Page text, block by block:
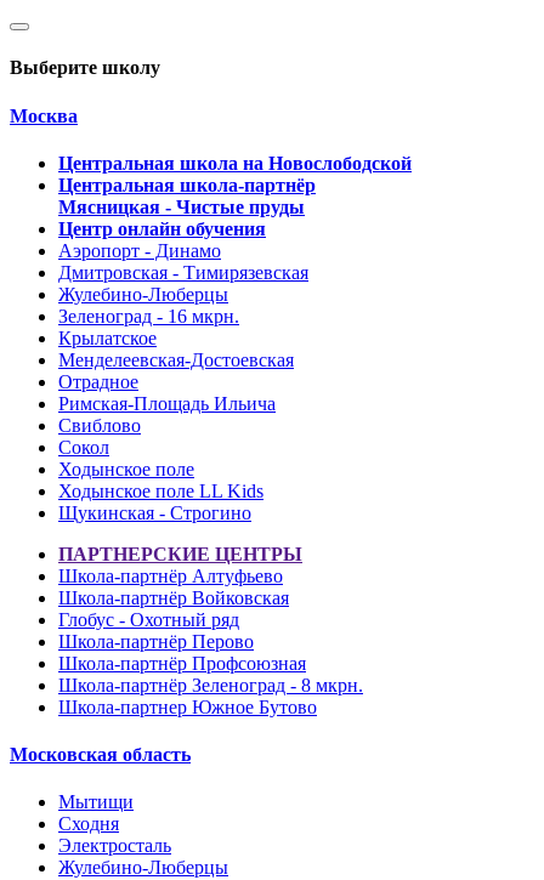
Выберите школу
Москва
Центральная школа на Новослободской
Центральная школа-партнёр
Мясницкая - Чистые пруды
Центр онлайн обучения
Аэропорт - Динамо
Дмитровская - Тимирязевская
Жулебино-Люберцы
Зеленоград - 16 мкрн.
Крылатское
Менделеевская-Достоевская
Отрадное
Римская-Площадь Ильича
Свиблово
Сокол
Ходынское поле
Ходынское поле LL Kids
Щукинская - Строгино
ПАРТНЕРСКИЕ ЦЕНТРЫ
Школа-партнёр Алтуфьево
Школа-партнёр Войковская
Глобус - Охотный ряд
Школа-партнёр Перово
Школа-партнёр Профсоюзная
Школа-партнёр Зеленоград - 8 мкрн.
Школа-партнер Южное Бутово
Московская область
Мытищи
Сходня
Электросталь
Жулебино-Люберцы